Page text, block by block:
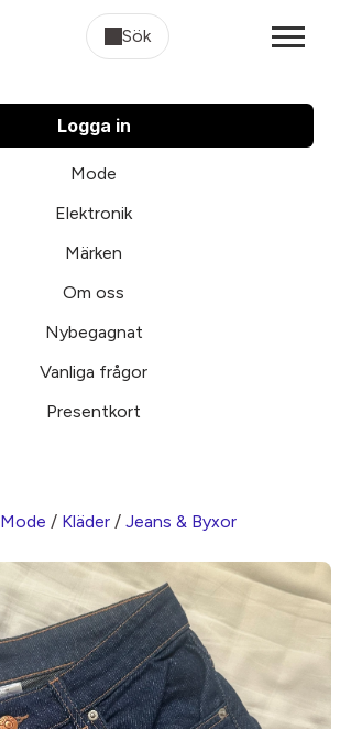
Sök
Logga in
Mode
Elektronik
Märken
Om oss
Nybegagnat
Vanliga frågor
Presentkort
Mode / Kläder / Jeans & Byxor